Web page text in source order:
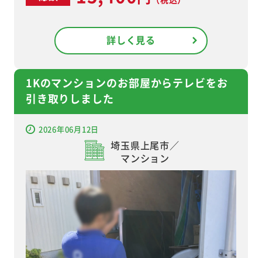
詳しく見る
1Kのマンションのお部屋からテレビをお
引き取りしました
2026年06月12日
埼玉県上尾市／
マンション